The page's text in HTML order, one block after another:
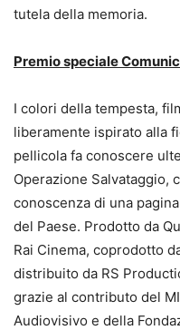
tutela della memoria.
Premio speciale
I colori della tempesta,
liberamente ispirato alla
pellicola fa conoscere
Operazione Salvataggio,
conoscenza di una
del Paese. Prodotto da
Rai Cinema, coprodotto
distribuito da RS
grazie al contributo del
Audiovisivo e della